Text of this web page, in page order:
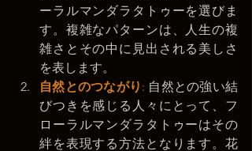
ーラルマンダラタトゥーを選びま
す。複雑なパターンは、人生の複
雑さとその中に見出される美しさ
を表します。
自然とのつながり : 自然との強い結
びつきを感じる人々にとって、フ
ローラルマンダラタトゥーはその
絆を表現する方法となります。花